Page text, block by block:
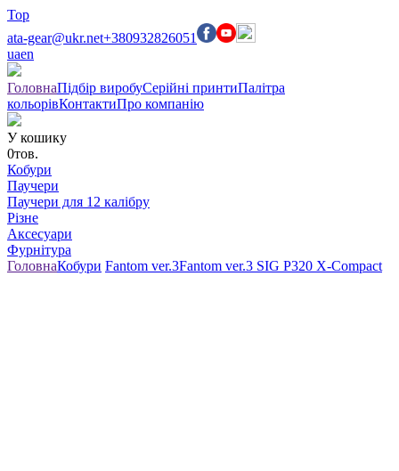
Top
ata-gear@ukr.net+380932826051
uaen
ГоловнаПідбір виробуСерійні принтиПалітра
кольорівКонтактиПро компанію
У кошику
0тов.
Кобури
Паучери
Паучери для 12 калібру
Різне
Аксесуари
Фурнітура
ГоловнаКобури Fantom ver.3Fantom ver.3 SIG P320 X-Compact